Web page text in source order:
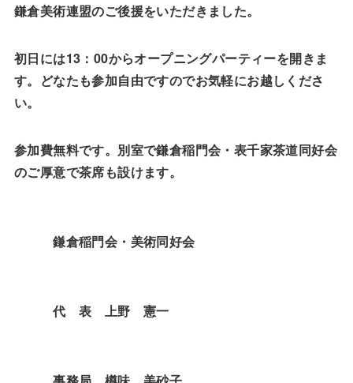
鎌倉美術連盟のご後援をいただきました。
初日には13：00からオープニングパーティーを開きま
す。どなたも参加自由ですのでお気軽にお越しくださ
い。
参加費無料です。別室で鎌倉稲門会・表千家茶道同好会
のご厚意で茶席も設けます。
鎌倉稲門会・美術同好会
代 表 上野 憲一